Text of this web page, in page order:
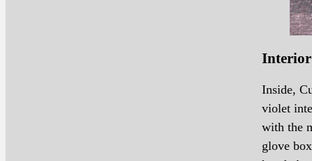
Interior
Inside,
violet
with the
glove